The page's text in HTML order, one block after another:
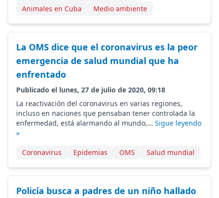
Animales en Cuba
Medio ambiente
La OMS dice que el coronavirus es la peor
emergencia de salud mundial que ha
enfrentado
Publicado el lunes, 27 de julio de 2020, 09:18
La reactivación del coronavirus en varias regiones,
incluso en naciones que pensaban tener controlada la
enfermedad, está alarmando al mundo,... Sigue leyendo
»
Coronavirus Epidemias OMS Salud mundial
Policía busca a padres de un niño hallado